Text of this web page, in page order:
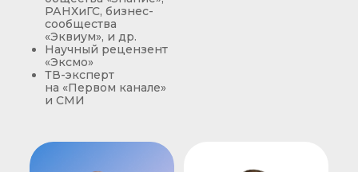
РАНХиГС, бизнес-
сообщества
«Эквиум», и др.
Научный рецензент
«Эксмо»
ТВ-эксперт
на «Первом канале»
и СМИ